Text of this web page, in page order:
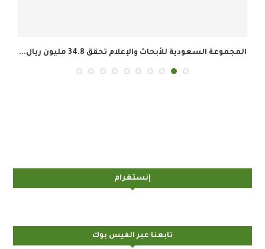
المجموعة السعودية للأبحاث والإعلام تحقق 34.8 مليون ريال...
إنستغرام
تابعنا عبر الفيس بوك